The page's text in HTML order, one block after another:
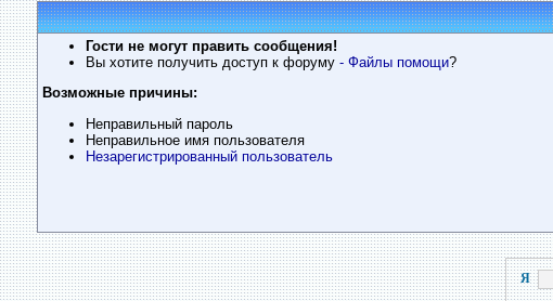
Гости не могут править сообщения!
Вы хотите получить доступ к форуму - Файлы помощи?
Возможные причины:
Неправильный пароль
Неправильное имя пользователя
Незарегистрированный пользователь
Я